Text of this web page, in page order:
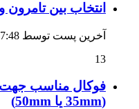
انتخاب بین تامرون و
آخرین پست توسط
13
فوکال مناسب
(35mm یا 50mm)